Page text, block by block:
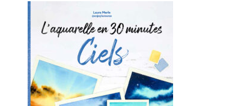
de pinceau
quel type de pinceau on a besoin mais
le mieux selon l’utilisation que l’on compte
des sites qui vendent du matériel Beaux-arts,